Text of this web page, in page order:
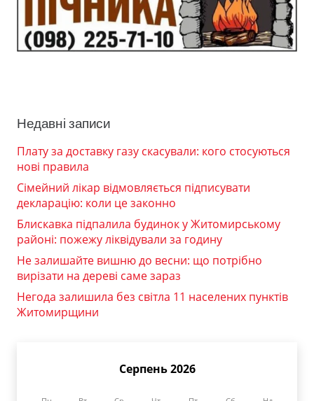
Недавні записи
Плату за доставку газу скасували: кого стосуються
нові правила
Сімейний лікар відмовляється підписувати
декларацію: коли це законно
Блискавка підпалила будинок у Житомирському
районі: пожежу ліквідували за годину
Не залишайте вишню до весни: що потрібно
вирізати на дереві саме зараз
Негода залишила без світла 11 населених пунктів
Житомирщини
Серпень 2026